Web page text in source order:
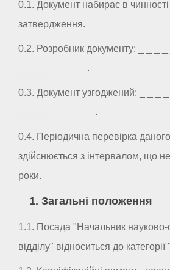
0.1. Документ набирає в
затвердження.
0.2. Розробник документу: _ _ _ _
_ _ _ _ _ _ _ _ _.
0.3. Документ узгоджений: _ _ _ _
_ _ _ _ _ _ _ _ _ _.
0.4. Періодична перевірка
здійснюється з інтервалом, що
роки.
1. Загальні положення
1.1. Посада "Начальник науково-
відділу" відноситься до